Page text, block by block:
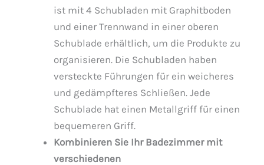
ist mit 4 Schubladen mit Graphitboden
und einer Trennwand in einer oberen
Schublade erhältlich, um die Produkte zu
organisieren. Die Schubladen haben
versteckte Führungen für ein weicheres
und gedämpfteres Schließen. Jede
Schublade hat einen Metallgriff für einen
bequemeren Griff.
Kombinieren Sie Ihr Badezimmer mit
verschiedenen